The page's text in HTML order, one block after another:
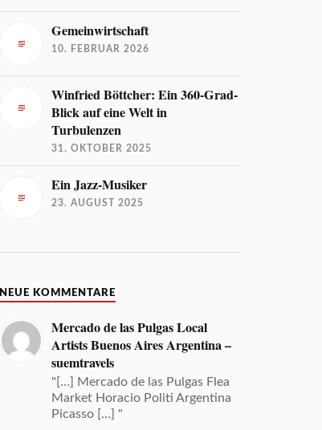
Gemeinwirtschaft
10. FEBRUAR 2026
Winfried Böttcher: Ein 360-Grad-
Blick auf eine Welt in
Turbulenzen
31. OKTOBER 2025
Ein Jazz-Musiker
23. AUGUST 2025
NEUE KOMMENTARE
Mercado de las Pulgas Local
Artists Buenos Aires Argentina –
suemtravels
"[…] Mercado de las Pulgas Flea
Market Horacio Politi Argentina
Picasso […] "